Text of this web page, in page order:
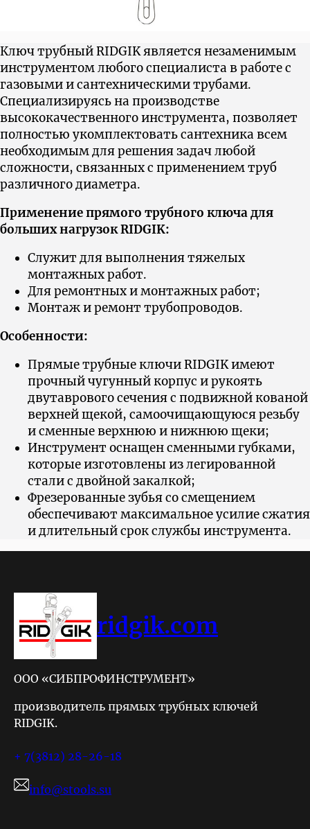
Ключ трубный RIDGIK является незаменимым
инструментом любого специалиста в работе с
газовыми и сантехническими трубами.
Cпециализируясь на производстве
высококачественного инструмента, позволяет
полностью укомплектовать сантехника всем
необходимым для решения задач любой
сложности, связанных с применением труб
различного диаметра.
Применение прямого трубного ключа для
больших нагрузок RIDGIK:
Служит для выполнения тяжелых
монтажных работ.
Для ремонтных и монтажных работ;
Монтаж и ремонт трубопроводов.
Особенности:
Прямые трубные ключи RIDGIK имеют
прочный чугунный корпус и рукоять
двутаврового сечения с подвижной кованой
верхней щекой, самоочищающуюся резьбу
и сменные верхнюю и нижнюю щеки;
Инструмент оснащен сменными губками,
которые изготовлены из легированной
стали с двойной закалкой;
Фрезерованные зубья со смещением
обеспечивают максимальное усилие сжатия
и длительный срок службы инструмента.
ridgik.com
ООО «СИБПРОФИНСТРУМЕНТ»
производитель прямых трубных ключей
RIDGIK.
+ 7(3812) 28-26-18
info@stools.su